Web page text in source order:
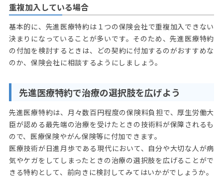
重複加入している場合
基本的に、先進医療特約は１つの保険会社で重複加入できない
決まりになっていることが多いです。そのため、先進医療特約
の付加を検討するときは、どの契約に付加するのがおすすめな
のか、保険会社に相談するようにしましょう。
先進医療特約で治療の選択肢を広げよう
先進医療特約は、月々数百円程度の保険料負担で、厚生労働大
臣が認める最先端の治療を受けたときの技術料が保障されるも
ので、医療保険やがん保険等に付加できます。
医療技術が日進月歩である現代において、自分や大切な人が病
気やケガをしてしまったときの治療の選択肢を広げることがで
きる特約として、前向きに検討してみてはいかがでしょうか。